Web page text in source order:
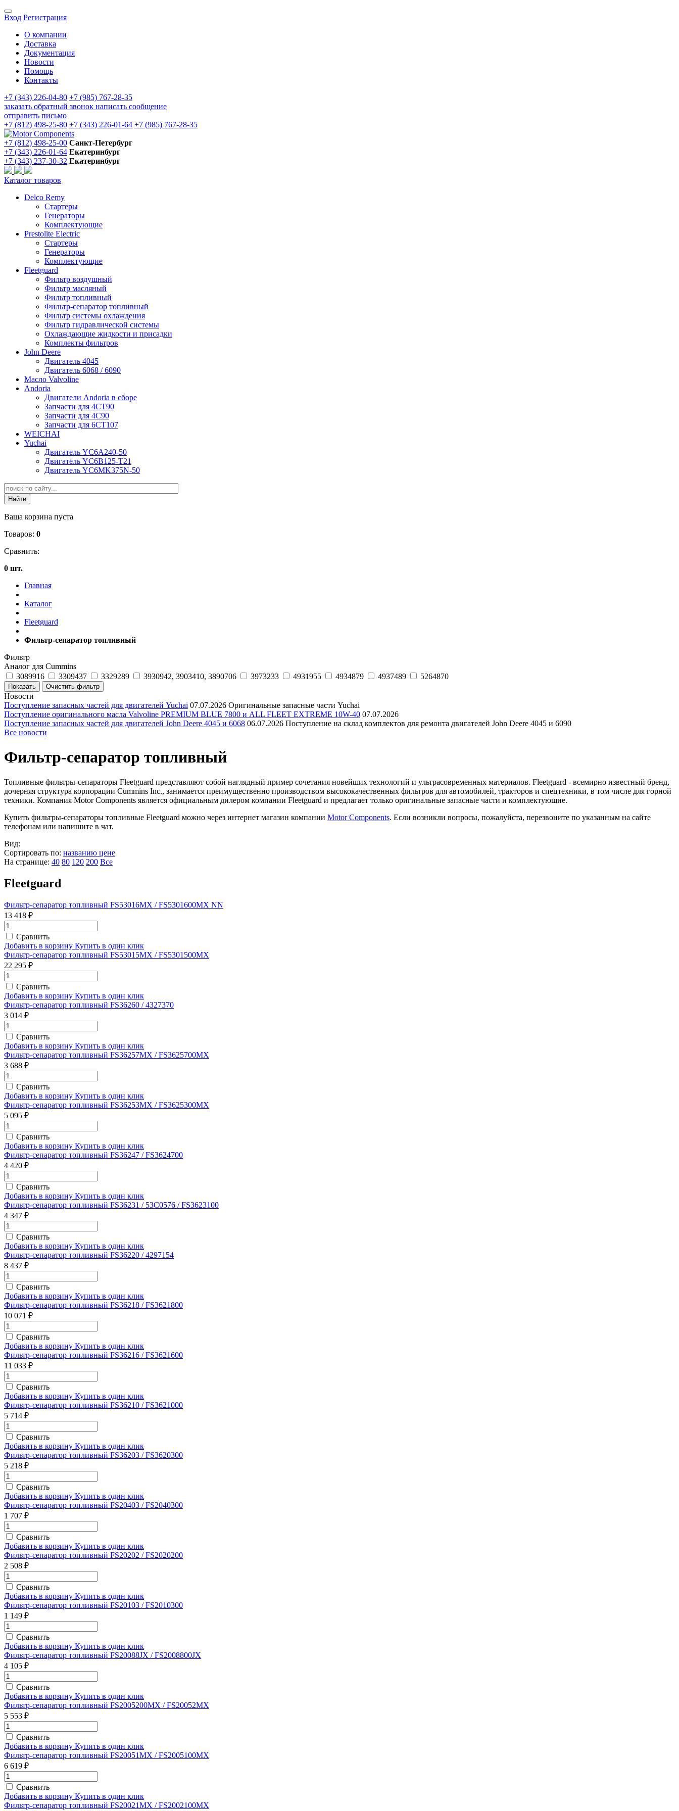
Вход Регистрация
О компании
Доставка
Документация
Новости
Помощь
Контакты
+7 (343) 226-04-80 +7 (985) 767-28-35
заказать обратный звонок написать сообщение
отправить письмо
+7 (812) 498-25-80 +7 (343) 226-01-64 +7 (985) 767-28-35
+7 (812) 498-25-00 Санкт-Петербург
+7 (343) 226-01-64 Екатеринбург
+7 (343) 237-30-32 Екатеринбург
Каталог товаров
Delco Remy
Стартеры
Генераторы
Комплектующие
Prestolite Electric
Стартеры
Генераторы
Комплектующие
Fleetguard
Фильтр воздушный
Фильтр масляный
Фильтр топливный
Фильтр-сепаратор топливный
Фильтр системы охлаждения
Фильтр гидравлической системы
Охлаждающие жидкости и присадки
Комплекты фильтров
John Deere
Двигатель 4045
Двигатель 6068 / 6090
Масло Valvoline
Andoria
Двигатели Andoria в сборе
Запчасти для 4CT90
Запчасти для 4С90
Запчасти для 6CT107
WEICHAI
Yuchai
Двигатель YC6A240-50
Двигатель YC6B125-T21
Двигатель YC6MK375N-50
Ваша корзина пуста
Товаров: 0
Сравнить:
0 шт.
Главная
Каталог
Fleetguard
Фильтр-сепаратор топливный
Фильтр
Аналог для Cummins
3089916
3309437 3329289 3930942, 3903410, 3890706 3973233 4931955 4934879 4937489 5264870
Новости
Поступление запасных частей для двигателей Yuchai 07.07.2026 Оригинальные запасные части Yuchai
Поступление оригинального масла Valvoline PREMIUM BLUE 7800 и ALL FLEET EXTREME 10W-40 07.07.2026
Поступление запасных частей для двигателей John Deere 4045 и 6068 06.07.2026 Поступление на склад комплектов для ремонта двигателей John Deere 4045 и 6090
Все новости
Фильтр-сепаратор топливный
Топливные фильтры-сепараторы Fleetguard представляют собой наглядный пример сочетания новейших технологий и ультрасовременных материалов. Fleetguard - всемирно известный бренд,
дочерняя структура корпорации Cummins Inc., занимается преимущественно производством высококачественных фильтров для автомобилей, тракторов и спецтехники, в том числе для горной
техники. Компания Motor Components является официальным дилером компании Fleetguard и предлагает только оригинальные запасные части и комплектующие.
Купить фильтры-сепараторы топливные Fleetguard можно через интернет магазин компании Motor Components. Если возникли вопросы, пожалуйста, перезвоните по указанным на сайте
телефонам или напишите в чат.
Вид:
Сортировать по: названию цене
На странице: 40 80 120 200 Все
Fleetguard
Фильтр-сепаратор топливный FS53016MX / FS5301600MX NN
13 418 ₽
Сравнить
Добавить в корзину Купить в один клик
Фильтр-сепаратор топливный FS53015MX / FS5301500MX
22 295 ₽
Сравнить
Добавить в корзину Купить в один клик
Фильтр-сепаратор топливный FS36260 / 4327370
3 014 ₽
Сравнить
Добавить в корзину Купить в один клик
Фильтр-сепаратор топливный FS36257MX / FS3625700MX
3 688 ₽
Сравнить
Добавить в корзину Купить в один клик
Фильтр-сепаратор топливный FS36253MX / FS3625300MX
5 095 ₽
Сравнить
Добавить в корзину Купить в один клик
Фильтр-сепаратор топливный FS36247 / FS3624700
4 420 ₽
Сравнить
Добавить в корзину Купить в один клик
Фильтр-сепаратор топливный FS36231 / 53C0576 / FS3623100
4 347 ₽
Сравнить
Добавить в корзину Купить в один клик
Фильтр-сепаратор топливный FS36220 / 4297154
8 437 ₽
Сравнить
Добавить в корзину Купить в один клик
Фильтр-сепаратор топливный FS36218 / FS3621800
10 071 ₽
Сравнить
Добавить в корзину Купить в один клик
Фильтр-сепаратор топливный FS36216 / FS3621600
11 033 ₽
Сравнить
Добавить в корзину Купить в один клик
Фильтр-сепаратор топливный FS36210 / FS3621000
5 714 ₽
Сравнить
Добавить в корзину Купить в один клик
Фильтр-сепаратор топливный FS36203 / FS3620300
5 218 ₽
Сравнить
Добавить в корзину Купить в один клик
Фильтр-сепаратор топливный FS20403 / FS2040300
1 707 ₽
Сравнить
Добавить в корзину Купить в один клик
Фильтр-сепаратор топливный FS20202 / FS2020200
2 508 ₽
Сравнить
Добавить в корзину Купить в один клик
Фильтр-сепаратор топливный FS20103 / FS2010300
1 149 ₽
Сравнить
Добавить в корзину Купить в один клик
Фильтр-сепаратор топливный FS20088JX / FS2008800JX
4 105 ₽
Сравнить
Добавить в корзину Купить в один клик
Фильтр-сепаратор топливный FS2005200MX / FS20052MX
5 553 ₽
Сравнить
Добавить в корзину Купить в один клик
Фильтр-сепаратор топливный FS20051MX / FS2005100MX
6 619 ₽
Сравнить
Добавить в корзину Купить в один клик
Фильтр-сепаратор топливный FS20021MX / FS2002100MX